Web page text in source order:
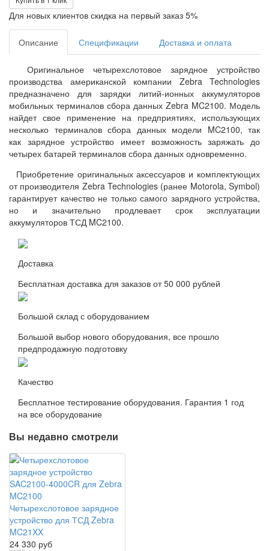
Для новых клиентов скидка на первый заказ 5%
Описание Спецификации Доставка и оплата
Оригинальное четырехслотовое зарядное устройство
производства американской компании Zebra Technologies
предназначено для зарядки литий-ионных аккумуляторов
мобильных терминалов сбора данных Zebra MC2100. Модель
найдет свое применение на предприятиях, использующих
несколько терминалов сбора данных модели MC2100, так
как зарядное устройство имеет возможность заряжать до
четырех батарей терминалов сбора данных одновременно.
Приобретение оригинальных аксессуаров и комплектующих
от производителя Zebra Technologies (ранее Motorola, Symbol)
гарантирует качество не только самого зарядного устройства,
но и значительно продлевает срок эксплуатации
аккумуляторов ТСД MC2100.
Доставка
Бесплатная доставка для заказов от 50 000 рублей
Большой склад с оборудованием
Большой выбор нового оборудования, все прошло
предпродажную подготовку
Качество
Бесплатное тестирование оборудования. Гарантия 1 год
на все оборудование
Вы недавно смотрели
Четырехслотовое зарядное
устройство для ТСД Zebra
MC21XX
24 330 руб